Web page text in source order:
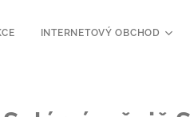
INTERNETOVÝ OBCHOD